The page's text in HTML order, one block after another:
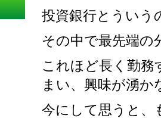
投資銀行とういう
その中で最先端の
これほど長く勤務
まい、興味が湧
今にして思うと、